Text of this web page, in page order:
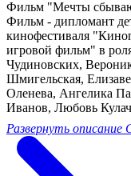
Фильм "Мечты
Фильм - дипломант
кинофестиваля
игровой фильм" в
Чудиновских,
Шмигельская,
Оленева, Ангелика
Иванов, Любовь
Развернуть описание